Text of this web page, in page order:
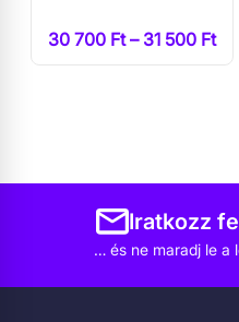
30 700 Ft – 31 500 Ft
Iratkozz
… és ne maradj le a